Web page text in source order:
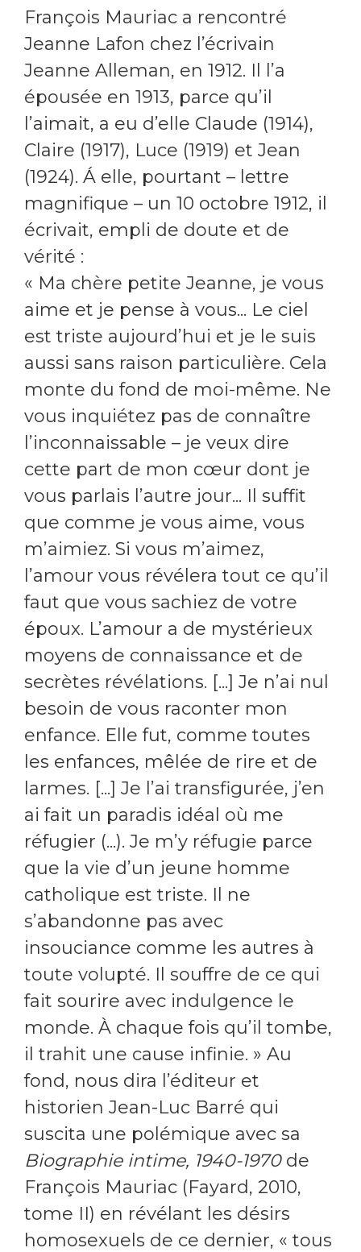
François Mauriac a rencontré
Jeanne Lafon chez l’écrivain
Jeanne Alleman, en 1912. Il l’a
épousée en 1913, parce qu’il
l’aimait, a eu d’elle Claude (1914),
Claire (1917), Luce (1919) et Jean
(1924). Á elle, pourtant – lettre
magnifique – un 10 octobre 1912, il
écrivait, empli de doute et de
vérité :
« Ma chère petite Jeanne, je vous
aime et je pense à vous... Le ciel
est triste aujourd’hui et je le suis
aussi sans raison particulière. Cela
monte du fond de moi-même. Ne
vous inquiétez pas de connaître
l’inconnaissable – je veux dire
cette part de mon cœur dont je
vous parlais l’autre jour... Il suffit
que comme je vous aime, vous
m’aimiez. Si vous m’aimez,
l’amour vous révélera tout ce qu’il
faut que vous sachiez de votre
époux. L’amour a de mystérieux
moyens de connaissance et de
secrètes révélations. [...] Je n’ai nul
besoin de vous raconter mon
enfance. Elle fut, comme toutes
les enfances, mêlée de rire et de
larmes. [...] Je l’ai transfigurée, j’en
ai fait un paradis idéal où me
réfugier (...). Je m’y réfugie parce
que la vie d’un jeune homme
catholique est triste. Il ne
s’abandonne pas avec
insouciance comme les autres à
toute volupté. Il souffre de ce qui
fait sourire avec indulgence le
monde. À chaque fois qu’il tombe,
il trahit une cause infinie. » Au
fond, nous dira l’éditeur et
historien Jean-Luc Barré qui
suscita une polémique avec sa
Biographie intime, 1940-1970de
François Mauriac (Fayard, 2010,
tome II) en révélant les désirs
homosexuels de ce dernier, « tous